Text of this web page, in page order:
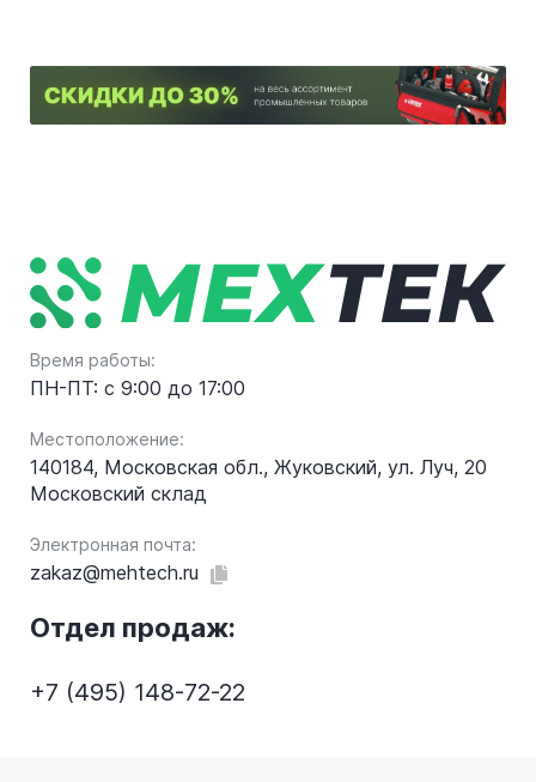
Время работы:
ПН-ПТ: с 9:00 до 17:00
Местоположение:
140184, Московская обл., Жуковский, ул. Луч, 20
Московский склад
Электронная почта:
zakaz@mehtech.ru
Отдел продаж:
+7 (495) 148-72-22